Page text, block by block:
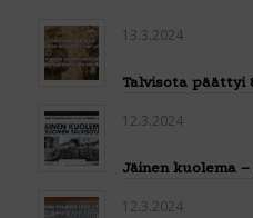
13.3.2024
Talvisota päättyi
12.3.2024
Jäinen kuolema
12.3.2024